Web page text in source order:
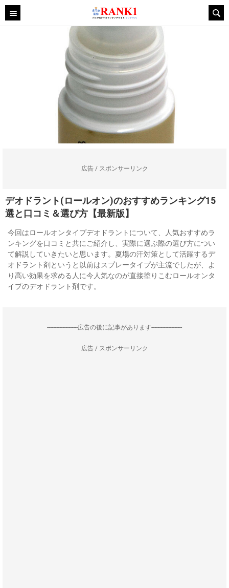
広告 / スポンサーリンク
デオドラント(ロールオン)のおすすめランキング15
選と口コミ＆選び方【最新版】
今回はロールオンタイプデオドラントについて、人気おすすめラ
ンキングを口コミと共にご紹介し、実際に選ぶ際の選び方につい
て解説していきたいと思います。夏場の汗対策として活躍するデ
オドラント剤というと以前はスプレータイプが主流でしたが、よ
り高い効果を求める人に今人気なのが直接塗りこむロールオンタ
イプのデオドラント剤です。
--------------------広告の後に記事があります--------------------
広告 / スポンサーリンク